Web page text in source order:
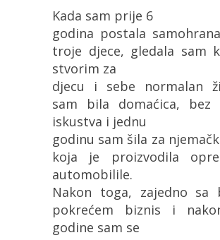
Kada sam prije 6
godina postala
troje djece, gledala sam
stvorim za
djecu i sebe normalan
sam bila domaćica, bez
iskustva i jednu
godinu sam šila za
koja je proizvodila
automobilile.
Nakon toga, zajedno sa
pokrećem biznis i
godine sam se